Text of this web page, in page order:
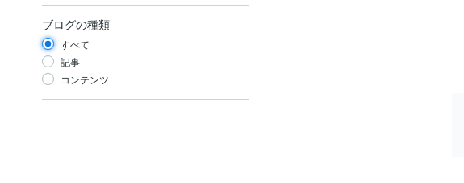
ブログの種類
すべて
記事
コンテンツ